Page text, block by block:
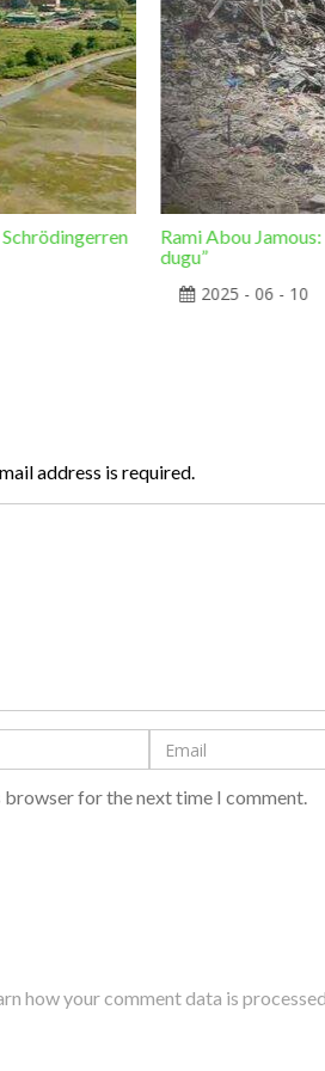
Rami Abou
dugu”
2025 - 06 - 10
address is required.
browser for the next time I comment.
how your comment data is